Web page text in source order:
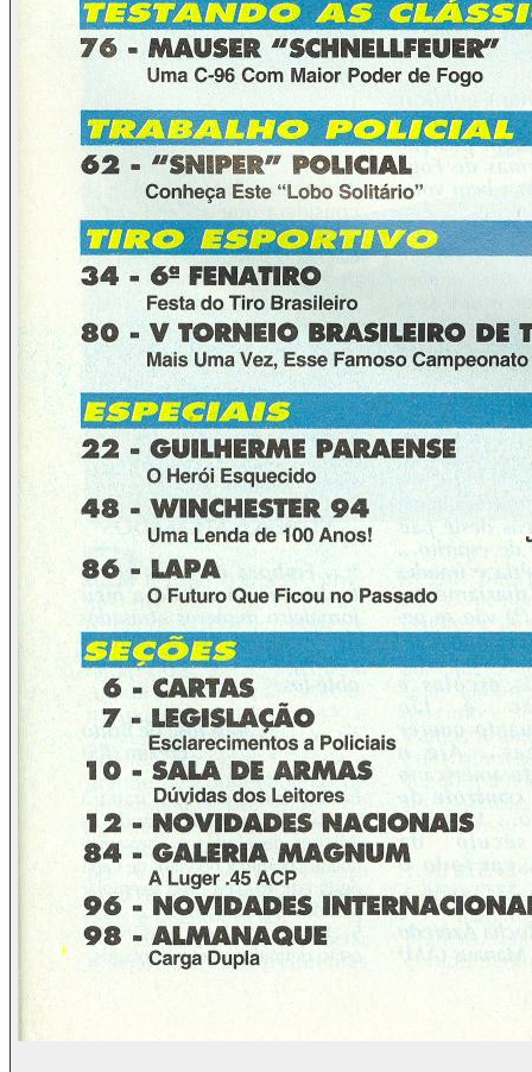
favoráveis a essa medida, mas já descrentes em sua
eficácia, pois onde estão as prisões para colocar os maus
elementos portando ilegalmente armas de fogo, onde estão
o discernimento e a desburocratização para conceder
licenças de porte aos honestos, onde está uma lei que, pelo
menos, minimize o contrabando das mesmas?
Como afirmou excepcionalmente bem o sociólogo Dr.
Alessandro Ciciliani em artigo de sua autoria (veja
MAGNUM nº 37, “Gun Control”): “A vida e a liberdade não
têm significado sem os meios para defendê-las. A polícia
também não pode estar ao mesmo tempo em todos os
lugares. É verdade que o cidadão tem por dever evitar
situações que presumam ou envolvam violência, mas no
mais das vezes ele se vê atropelado pela violência dos
outros, marginais ou não. Negar a este cidadão o elementar
direito de defender-se, ou dizer-lhe que sempre a polícia o
protegerá, é insultar-lhes a inteligência.”
A síntese disto que estamos colocando no papel é simples:
deveria ter havido uma preparação prévia, cultural e
material, para que a nova lei (voltamos a insistir, sadia em
sua base) tivesse tudo para ser cumprida.
Não podemos nos iludir mais, fazer de conta que com esta
nova lei toda a violência irá acabar, que é exatamente o que
as declarações do senador Hydekel presumem.
Perguntamos: e a violência do trânsito, a violência dos
preços desmesuradamente altos ao início do novo plano
econômico, a violência da miséria e da discriminação
promovidas pela distribuição injusta de renda, a violência
trazida pela falta de cultura mínima, etc.? Novamente, a
lucidez do citado sociólogo não pode ser esquecida,
principalmente quando no mesmo artigo anteriormente
mencionado ele já afirmava que se a lei tem efeitos em
alguns cidadãos honestos, certamente será assunto de
piada nos antros marginais...
A grande verdade, convenientemente esquecida pelos
políticos mas não pelo povo, é que a autoridade brasileira da
atualidade é mesmo completamente ignorada. Em tempos
passados, ela já nos tirou a liberdade (que antes havia
jurado defender), o dinheiro arduamente poupado, um
salário digno e até a simples alegria de viver, de ir e vir em
qualquer hora ou lugar com segurança.
Paradoxalmente, os próprios políticos nos mostraram
espécie de “panaceia universal contra a violência” através